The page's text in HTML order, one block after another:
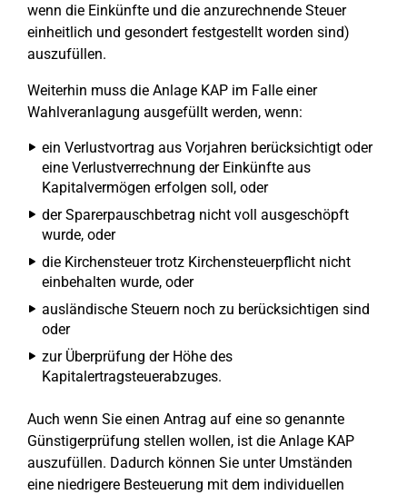
wenn die Einkünfte und die anzurechnende Steuer
einheitlich und gesondert festgestellt worden sind)
auszufüllen.
Weiterhin muss die Anlage KAP im Falle einer
Wahlveranlagung ausgefüllt werden, wenn:
ein Verlustvortrag aus Vorjahren berücksichtigt oder
eine Verlustverrechnung der Einkünfte aus
Kapitalvermögen erfolgen soll, oder
der Sparerpauschbetrag nicht voll ausgeschöpft
wurde, oder
die Kirchensteuer trotz Kirchensteuerpflicht nicht
einbehalten wurde, oder
ausländische Steuern noch zu berücksichtigen sind
oder
zur Überprüfung der Höhe des
Kapitalertragsteuerabzuges.
Auch wenn Sie einen Antrag auf eine so genannte
Günstigerprüfung stellen wollen, ist die Anlage KAP
auszufüllen. Dadurch können Sie unter Umständen
eine niedrigere Besteuerung mit dem individuellen